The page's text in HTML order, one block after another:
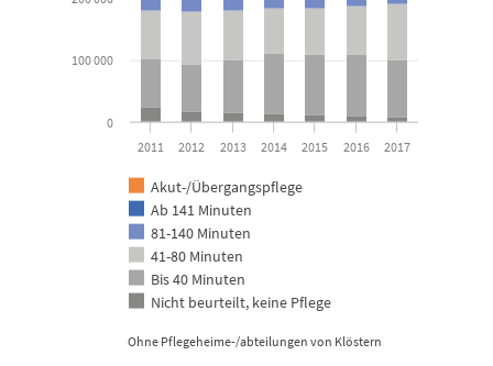
Ohne Pflegeheime-/abteilungen von Klöstern
Akut-/Übergangspflege
Ab 141 Minuten
81-140 Minuten
41-80 Minuten
Bis 40 Minuten
Nicht beurteilt, keine Pflege
2011 2012 2013 2014 2015 2016 2017
0
100 000